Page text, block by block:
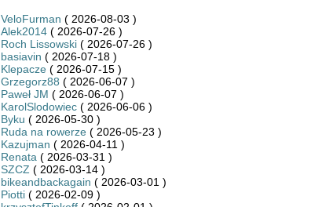
VeloFurman ( 2026-08-03 )
Alek2014( 2026-07-26 )
Roch Lissowski( 2026-07-26 )
basiavin ( 2026-07-18 )
Klepacze( 2026-07-15 )
Grzegorz88 ( 2026-06-07 )
Paweł JM ( 2026-06-07 )
KarolSlodowiec( 2026-06-06 )
Byku ( 2026-05-30 )
Ruda na rowerze( 2026-05-23 )
Kazujman ( 2026-04-11 )
Renata ( 2026-03-31 )
SZCZ ( 2026-03-14 )
bikeandbackagain ( 2026-03-01 )
Piotti( 2026-02-09 )